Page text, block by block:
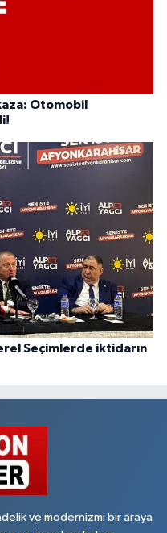
Otomobil
Seçimlerde iktidarın
ve modernizmi bir araya